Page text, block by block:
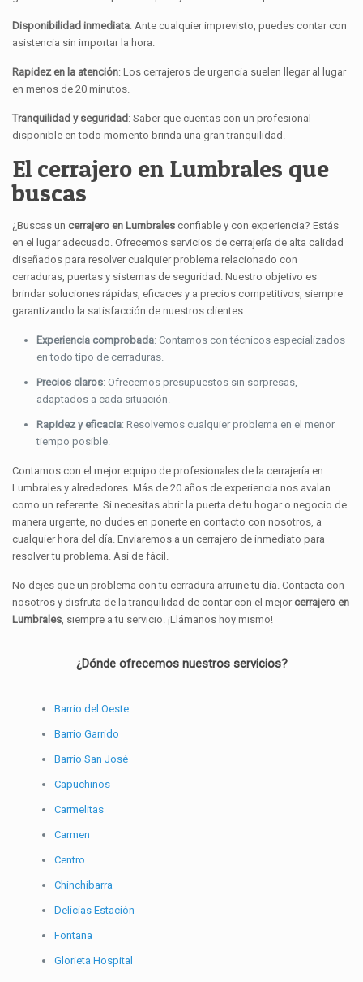
Disponibilidad inmediata: Ante cualquier imprevisto, puedes contar con
asistencia sin importar la hora.
Rapidez en la atención: Los cerrajeros de urgencia suelen llegar al lugar
en menos de 20 minutos.
Tranquilidad y seguridad: Saber que cuentas con un profesional
disponible en todo momento brinda una gran tranquilidad.
El cerrajero en Lumbrales que
buscas
¿Buscas un cerrajero en Lumbrales confiable y con experiencia? Estás
en el lugar adecuado. Ofrecemos servicios de cerrajería de alta calidad
diseñados para resolver cualquier problema relacionado con
cerraduras, puertas y sistemas de seguridad. Nuestro objetivo es
brindar soluciones rápidas, eficaces y a precios competitivos, siempre
garantizando la satisfacción de nuestros clientes.
Experiencia comprobada: Contamos con técnicos especializados
en todo tipo de cerraduras.
Precios claros: Ofrecemos presupuestos sin sorpresas,
adaptados a cada situación.
Rapidez y eficacia: Resolvemos cualquier problema en el menor
tiempo posible.
Contamos con el mejor equipo de profesionales de la cerrajería en
Lumbrales y alrededores. Más de 20 años de experiencia nos avalan
como un referente. Si necesitas abrir la puerta de tu hogar o negocio de
manera urgente, no dudes en ponerte en contacto con nosotros, a
cualquier hora del día. Enviaremos a un cerrajero de inmediato para
resolver tu problema. Así de fácil.
No dejes que un problema con tu cerradura arruine tu día. Contacta con
nosotros y disfruta de la tranquilidad de contar con el mejor cerrajero en
Lumbrales , siempre a tu servicio. ¡Llámanos hoy mismo!
¿Dónde ofrecemos nuestros servicios?
Barrio del Oeste
Barrio Garrido
Barrio San José
Capuchinos
Carmelitas
Carmen
Centro
Chinchibarra
Delicias Estación
Fontana
Glorieta Hospital